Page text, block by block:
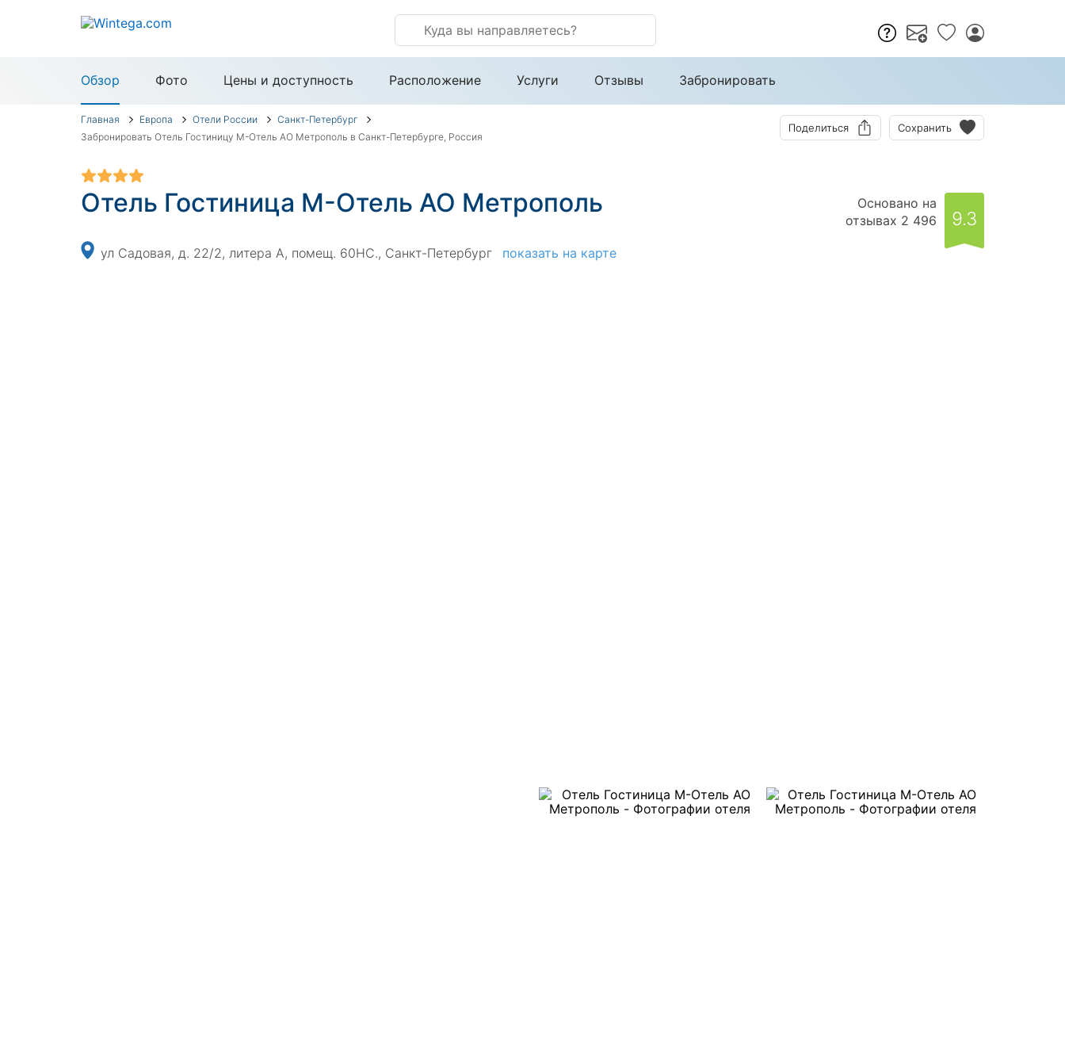
Обзор Фото Цены и доступность Расположение Услуги Отзывы Забронировать
Главная Европа Отели России
Санкт-Петербург
Забронировать Отель Гостиницу М-Отель АО Метрополь в Санкт-Петербурге, Россия
Поделиться Сохранить
Отель Гостиница М-Отель АО Метрополь
9.3
Основано на
отзывах 2 496
ул Садовая, д. 22/2, литера А, помещ. 60НС., Санкт-Петербург показать на карте